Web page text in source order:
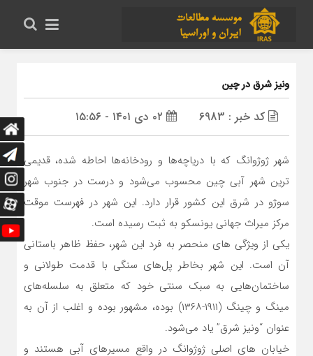
ونیز شرق در چین
کد خبر : 6983
شهر ژوژوانگ که با دریاچه‌ها و رودخانه‌ها احاطه شده، قدیمی
ترین شهر آبی چین محسوب می‌شود و درست در جنوب شهر
سوژو در شرق این کشور قرار دارد. این شهر در فهرست موقت
مرکز میراث جهانی یونسکو به ثبت رسیده است.
یکی از ویژگی های منحصر به فرد این شهر، حفظ ظاهر باستانی
آن است. این شهر بخاطر پل‌های سنگی با قدمت طولانی و
ساختمان‌هایی به سبک سنتی خود که متعلق به سلسله‌های
مینگ و چینگ (۱۹۱۱-۱۳۶۸) بوده،‌‌ مشهور بوده و اغلب از آن به
عنوان “ونیز شرق” یاد می‌شود.
خیابان های اصلی ژوژوانگ در واقع مسیرهای آبی هستند و